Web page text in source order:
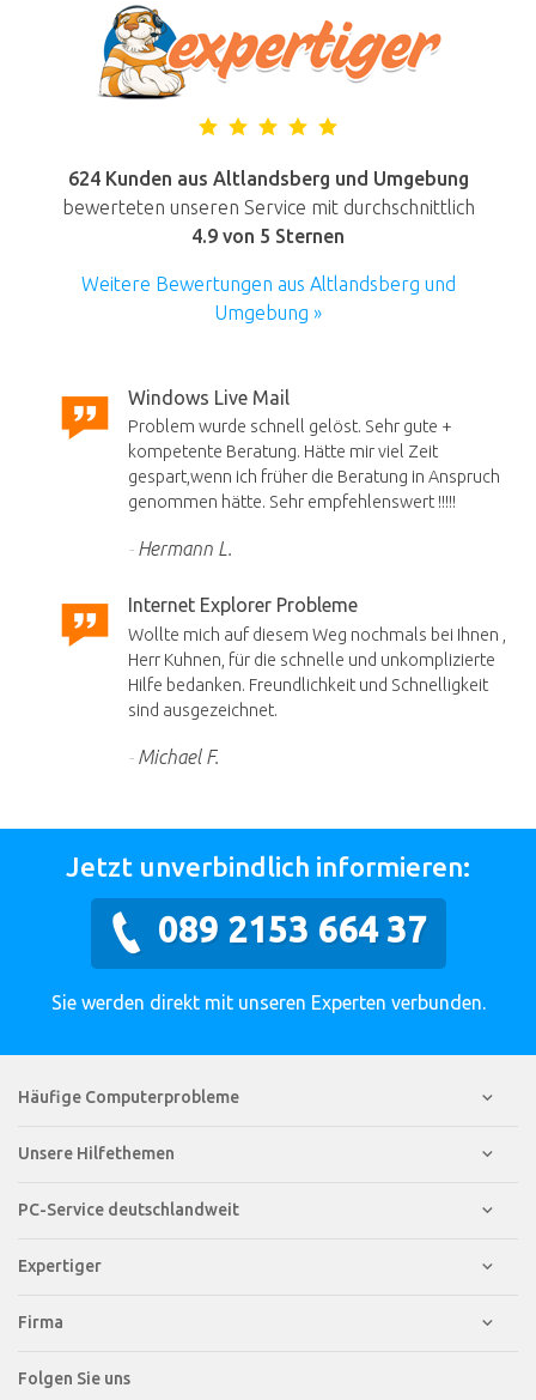
624 Kunden aus Altlandsberg und Umgebung
bewerteten unseren Service mit durchschnittlich
4.9 von 5 Sternen
Weitere Bewertungen aus Altlandsberg und
Umgebung »
Windows Live Mail
Problem wurde schnell gelöst. Sehr gute +
kompetente Beratung. Hätte mir viel Zeit
gespart,wenn ich früher die Beratung in Anspruch
genommen hätte. Sehr empfehlenswert !!!!!
Hermann L.
Internet Explorer Probleme
Wollte mich auf diesem Weg nochmals bei Ihnen ,
Herr Kuhnen, für die schnelle und unkomplizierte
Hilfe bedanken. Freundlichkeit und Schnelligkeit
sind ausgezeichnet.
Michael F.
Jetzt unverbindlich informieren:
089 2153 664 37
Sie werden direkt mit unseren Experten verbunden.
Häufige Computerprobleme
Unsere Hilfethemen
PC-Service deutschlandweit
Expertiger
Firma
Folgen Sie uns